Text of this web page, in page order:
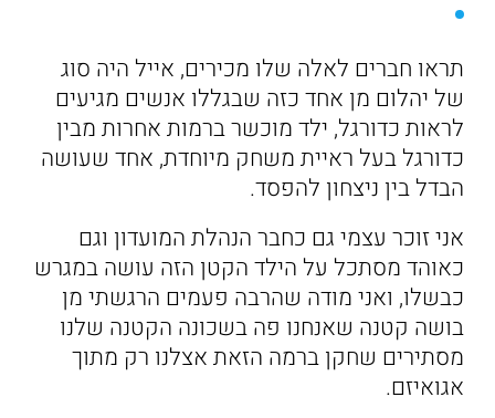
תראו חברים לאלה שלו מכירים, אייל היה סוג
של יהלום מן אחד כזה שבגללו אנשים מגיעים
לראות כדורגל, ילד מוכשר ברמות אחרות מבין
כדורגל בעל ראיית משחק מיוחדת, אחד שעושה
הבדל בין ניצחון להפסד.
אני זוכר עצמי גם כחבר הנהלת המועדון וגם
כאוהד מסתכל על הילד הקטן הזה עושה במגרש
כבשלו, ואני מודה שהרבה פעמים הרגשתי מן
בושה קטנה שאנחנו פה בשכונה הקטנה שלנו
מסתירים שחקן ברמה הזאת אצלנו רק מתוך
אגואיזם.